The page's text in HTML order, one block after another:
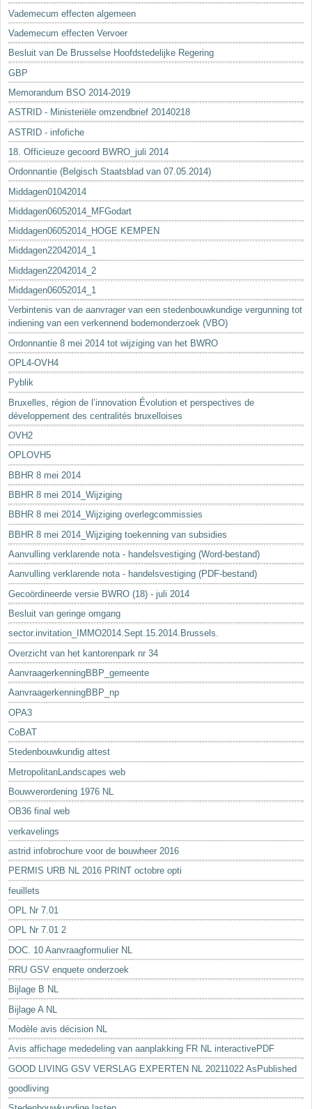
Vademecum effecten algemeen
Vademecum effecten Vervoer
Besluit van De Brusselse Hoofdstedelijke Regering
GBP
Memorandum BSO 2014-2019
ASTRID - Ministeriële omzendbrief 20140218
ASTRID - infofiche
18. Officieuze gecoord BWRO_juli 2014
Ordonnantie (Belgisch Staatsblad van 07.05.2014)
Middagen01042014
Middagen06052014_MFGodart
Middagen06052014_HOGE KEMPEN
Middagen22042014_1
Middagen22042014_2
Middagen06052014_1
Verbintenis van de aanvrager van een stedenbouwkundige vergunning tot
indiening van een verkennend bodemonderzoek (VBO)
Ordonnantie 8 mei 2014 tot wijziging van het BWRO
OPL4-OVH4
Pyblik
Bruxelles, région de l’innovation Évolution et perspectives de
développement des centralités bruxelloises
OVH2
OPLOVH5
BBHR 8 mei 2014
BBHR 8 mei 2014_Wijziging
BBHR 8 mei 2014_Wijziging overlegcommissies
BBHR 8 mei 2014_Wijziging toekenning van subsidies
Aanvulling verklarende nota - handelsvestiging (Word-bestand)
Aanvulling verklarende nota - handelsvestiging (PDF-bestand)
Gecoördineerde versie BWRO (18) - juli 2014
Besluit van geringe omgang
sector.invitation_IMMO2014.Sept.15.2014.Brussels.
Overzicht van het kantorenpark nr 34
AanvraagerkenningBBP_gemeente
AanvraagerkenningBBP_np
OPA3
CoBAT
Stedenbouwkundig attest
MetropolitanLandscapes web
Bouwverordening 1976 NL
OB36 final web
verkavelings
astrid infobrochure voor de bouwheer 2016
PERMIS URB NL 2016 PRINT octobre opti
feuillets
OPL Nr 7.01
OPL Nr 7.01 2
DOC. 10 Aanvraagformulier NL
RRU GSV enquete onderzoek
Bijlage B NL
Bijlage A NL
Modèle avis décision NL
Avis affichage mededeling van aanplakking FR NL interactivePDF
GOOD LIVING GSV VERSLAG EXPERTEN NL 20211022 AsPublished
goodliving